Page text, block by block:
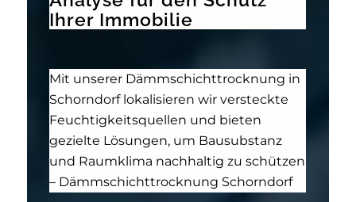
Ihrer Immobilie
Mit unserer Dämmschichttrocknung in
Schorndorf lokalisieren wir versteckte
Feuchtigkeitsquellen und bieten
gezielte Lösungen, um Bausubstanz
und Raumklima nachhaltig zu schützen
– Dämmschichttrocknung Schorndorf